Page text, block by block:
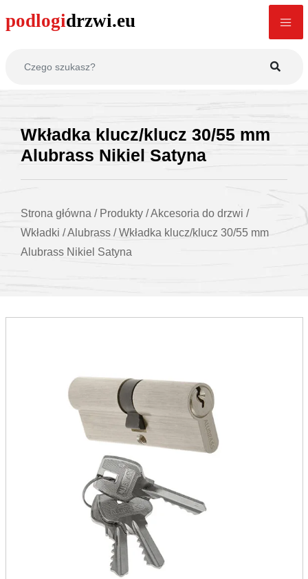
Wkładka klucz/klucz 30/55 mm
Alubrass Nikiel Satyna
Strona główna / Produkty /Akcesoria do drzwi /
Wkładki /Alubrass /Wkładka klucz/klucz 30/55 mm
Alubrass Nikiel Satyna